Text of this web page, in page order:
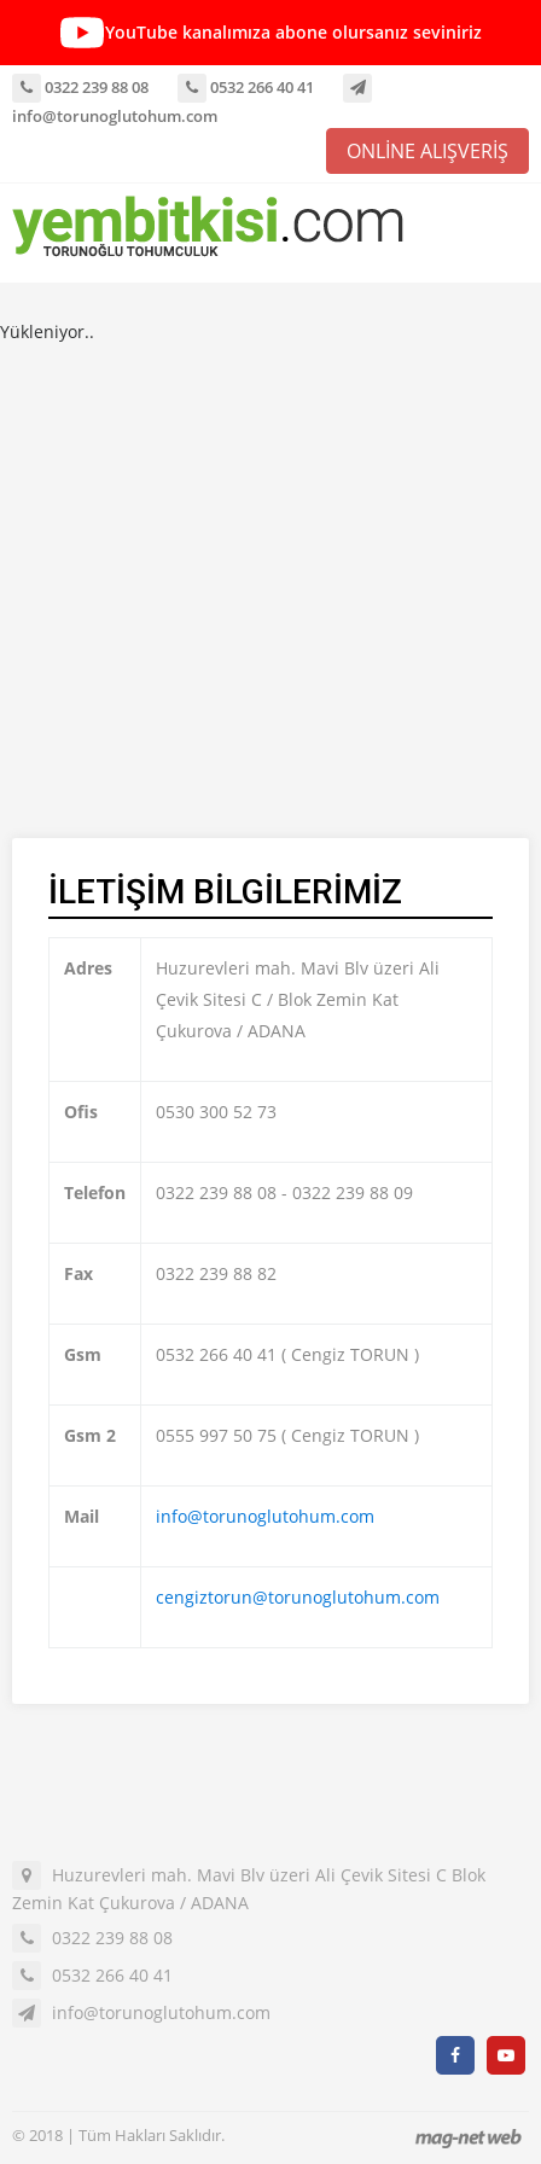
YouTube kanalımıza abone olursanız seviniriz
0322 239 88 08
0532 266 40 41
info@torunoglutohum.com
ONLİNE ALIŞVERİŞ
Yükleniyor..
İLETİŞİM BİLGİLERİMİZ
Adres
Huzurevleri mah. Mavi Blv üzeri Ali
Çevik Sitesi C / Blok Zemin Kat
Çukurova / ADANA
Ofis 0530 300 52 73
Telefon 0322 239 88 08 - 0322 239 88 09
Fax 0322 239 88 82
Gsm 0532 266 40 41 ( Cengiz TORUN )
Gsm 2 0555 997 50 75 ( Cengiz TORUN )
Mail info@torunoglutohum.com
cengiztorun@torunoglutohum.com
Huzurevleri mah. Mavi Blv üzeri Ali Çevik Sitesi C Blok
Zemin Kat Çukurova / ADANA
0322 239 88 08
0532 266 40 41
info@torunoglutohum.com
© 2018 | Tüm Hakları Saklıdır.